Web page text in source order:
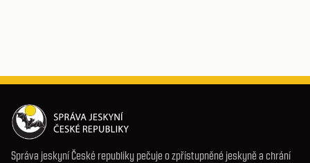
Správa jeskyní České republiky pečuje o zpřístupněné jeskyně a chrání